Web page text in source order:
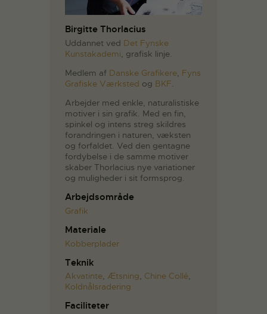
Birgitte Thorlacius
Uddannet ved Det Fynske
Kunstakademi, grafisk linje.
Medlem af Danske Grafikere, Fyns
Grafiske Værksted og BKF.
Arbejder med enkle, naturalistiske
motiver i sin grafik. Med en fin,
spinkel og intens streg skildres
forandringen i naturen, væksten
og forfaldet. Ved den gentagne
fordybelse i de samme motiver
skaber Thorlacius nye variationer
og muligheder i sit formsprog.
Arbejdsområde
Grafik
Materiale
Kobberplader
Teknik
Akvatinte, Ætsning, Chine Collé,
Koldnålsradering
Faciliteter